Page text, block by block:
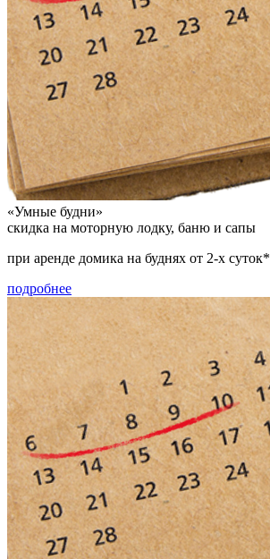
«Умные будни»
скидка на моторную лодку, баню и сапы
при аренде домика на буднях от 2-х суток*
подробнее